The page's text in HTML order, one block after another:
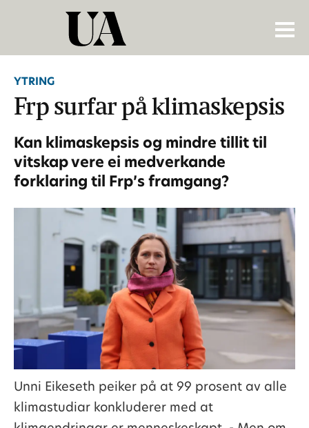
YTRING
Frp surfar på klimaskepsis
Kan klimaskepsis og mindre tillit til
vitskap vere ei medverkande
forklaring til Frp’s framgang?
Unni Eikeseth peiker på at 99 prosent av alle
klimastudiar konkluderer med at